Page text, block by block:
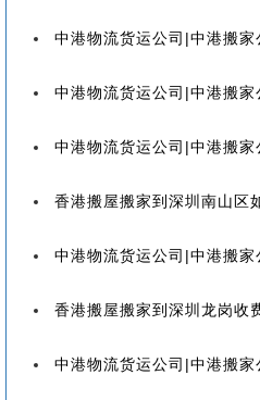
中港物流货运公司|中港搬家公司|中港物流搬家到
中港物流货运公司|中港搬家公司|中港物流搬家到
中港物流货运公司|中港搬家公司|中港物流搬家到
香港搬屋搬家到深圳南山区如何收费|香港至深
中港物流货运公司|中港搬家公司|中港物流搬家到
香港搬屋搬家到深圳龙岗收费计费标准|香港到
中港物流货运公司|中港搬家公司|中港物流搬家到